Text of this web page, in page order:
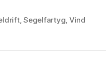
,Segelfartyg Vind